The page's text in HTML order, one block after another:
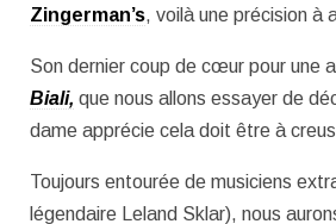
Zingerman’s, voilà une précision à
Son dernier coup de cœur pour une
Biali, que nous allons essayer de
dame apprécie cela doit être à
Toujours entourée de musiciens
légendaire Leland Sklar), nous